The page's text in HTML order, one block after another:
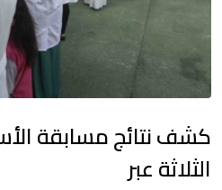
الثلاثة عبر